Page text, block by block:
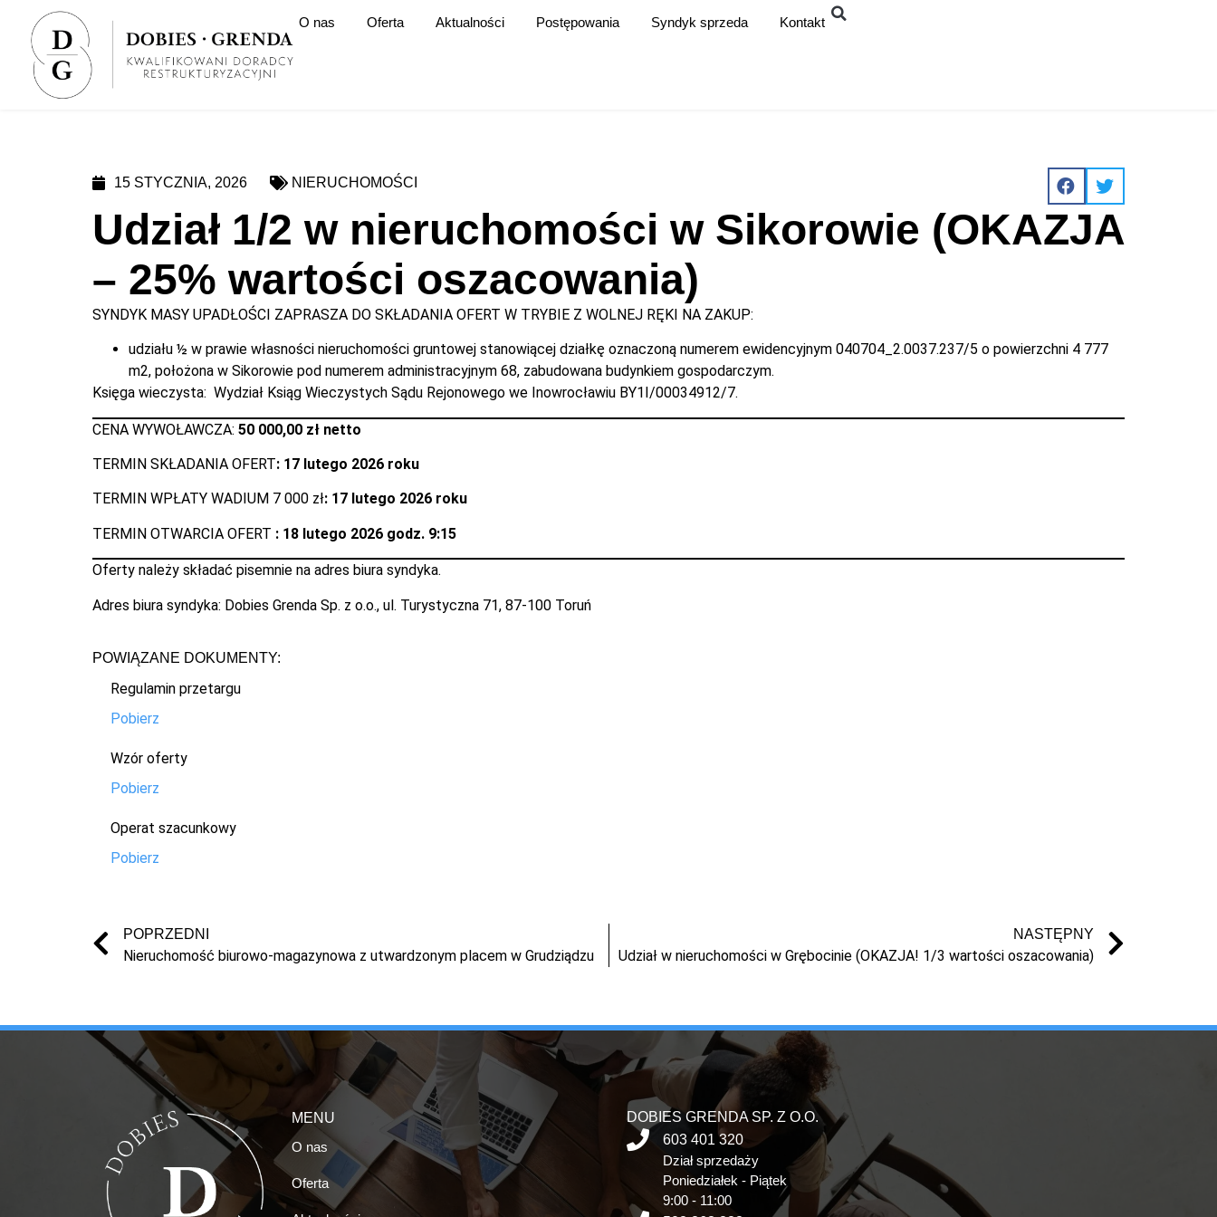
O nas Oferta Aktualności Postępowania Syndyk sprzeda Kontakt
15 STYCZNIA, 2026 NIERUCHOMOŚCI
Udział 1/2 w nieruchomości w Sikorowie (OKAZJA
– 25% wartości oszacowania)
SYNDYK MASY UPADŁOŚCI ZAPRASZA DO SKŁADANIA OFERT W TRYBIE Z WOLNEJ RĘKI NA ZAKUP:
udziału ½ w prawie własności nieruchomości gruntowej stanowiącej działkę oznaczoną numerem ewidencyjnym 040704_2.0037.237/5 o powierzchni 4 777
m2, położona w Sikorowie pod numerem administracyjnym 68, zabudowana budynkiem gospodarczym.
Księga wieczysta: Wydział Ksiąg Wieczystych Sądu Rejonowego we Inowrocławiu BY1I/00034912/7.
CENA WYWOŁAWCZA: 50 000,00 zł netto
TERMIN SKŁADANIA OFERT: 17 lutego 2026 roku
TERMIN WPŁATY WADIUM 7 000 zł: 17 lutego 2026 roku
TERMIN OTWARCIA OFERT : 18 lutego 2026 godz. 9:15
Oferty należy składać pisemnie na adres biura syndyka.
Adres biura syndyka: Dobies Grenda Sp. z o.o., ul. Turystyczna 71, 87-100 Toruń
POWIĄZANE DOKUMENTY:
Regulamin przetargu
Pobierz
Wzór oferty
Pobierz
Operat szacunkowy
Pobierz
POPRZEDNI
Nieruchomość biurowo-magazynowa z utwardzonym placem w Grudziądzu
NASTĘPNY
Udział w nieruchomości w Grębocinie (OKAZJA! 1/3 wartości oszacowania)
MENU
O nas
Oferta
DOBIES GRENDA SP. Z O.O.
603 401 320
Dział sprzedaży
Poniedziałek - Piątek
9:00 - 11:00